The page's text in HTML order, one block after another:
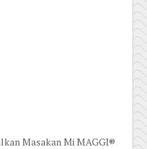
Masakan Mi MAGGI®